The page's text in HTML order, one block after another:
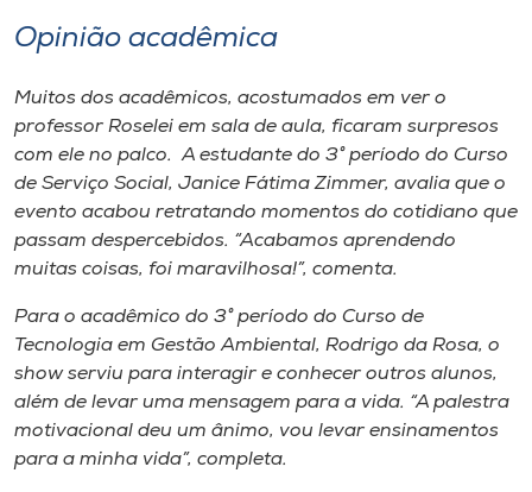
Opinião acadêmica
Muitos dos acadêmicos, acostumados em ver o
professor Roselei em sala de aula, ficaram surpresos
com ele no palco. A estudante do 3° período do Curso
de Serviço Social, Janice Fátima Zimmer, avalia que o
evento acabou retratando momentos do cotidiano que
passam despercebidos. “Acabamos aprendendo
muitas coisas, foi maravilhosa!”, comenta.
Para o acadêmico do 3° período do Curso de
Tecnologia em Gestão Ambiental, Rodrigo da Rosa, o
show serviu para interagir e conhecer outros alunos,
além de levar uma mensagem para a vida. “A palestra
motivacional deu um ânimo, vou levar ensinamentos
para a minha vida”, completa.